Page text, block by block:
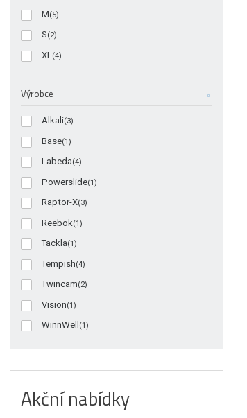
M(5)
S(2)
XL (4)
Výrobce
Alkali(3)
Base(1)
Labeda(4)
Powerslide(1)
Raptor-X(3)
Reebok(1)
Tackla(1)
Tempish(4)
Twincam(2)
Vision(1)
WinnWell (1)
Akční nabídky